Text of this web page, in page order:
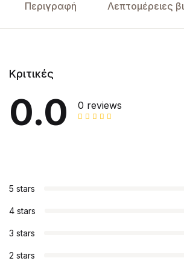
Περιγραφή Λεπτομέρειες
Κριτικές
0.0 0 reviews
5 stars
4 stars
3 stars
2 stars